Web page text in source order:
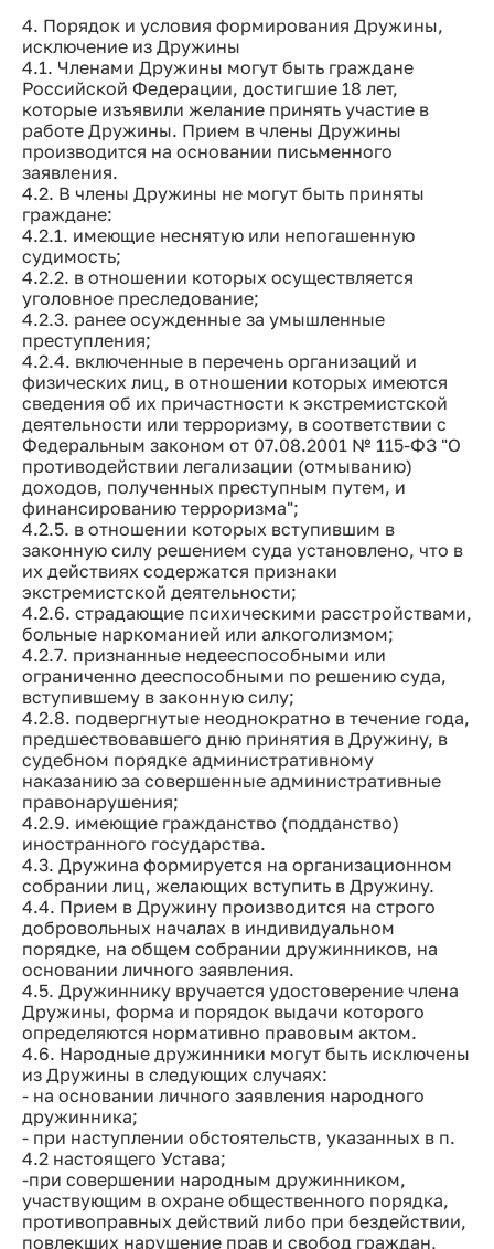
4. Порядок и условия формирования Дружины,
исключение из Дружины
4.1. Членами Дружины могут быть граждане
Российской Федерации, достигшие 18 лет,
которые изъявили желание принять участие в
работе Дружины. Прием в члены Дружины
производится на основании письменного
заявления.
4.2. В члены Дружины не могут быть приняты
граждане:
4.2.1. имеющие неснятую или непогашенную
судимость;
4.2.2. в отношении которых осуществляется
уголовное преследование;
4.2.3. ранее осужденные за умышленные
преступления;
4.2.4. включенные в перечень организаций и
физических лиц, в отношении которых имеются
сведения об их причастности к экстремистской
деятельности или терроризму, в соответствии с
Федеральным законом от 07.08.2001 № 115-ФЗ "О
противодействии легализации (отмыванию)
доходов, полученных преступным путем, и
финансированию терроризма";
4.2.5. в отношении которых вступившим в
законную силу решением суда установлено, что в
их действиях содержатся признаки
экстремистской деятельности;
4.2.6. страдающие психическими расстройствами,
больные наркоманией или алкоголизмом;
4.2.7. признанные недееспособными или
ограниченно дееспособными по решению суда,
вступившему в законную силу;
4.2.8. подвергнутые неоднократно в течение года,
предшествовавшего дню принятия в Дружину, в
судебном порядке административному
наказанию за совершенные административные
правонарушения;
4.2.9. имеющие гражданство (подданство)
иностранного государства.
4.3. Дружина формируется на организационном
собрании лиц, желающих вступить в Дружину.
4.4. Прием в Дружину производится на строго
добровольных началах в индивидуальном
порядке, на общем собрании дружинников, на
основании личного заявления.
4.5. Дружиннику вручается удостоверение члена
Дружины, форма и порядок выдачи которого
определяются нормативно правовым актом.
4.6. Народные дружинники могут быть исключены
из Дружины в следующих случаях:
- на основании личного заявления народного
дружинника;
- при наступлении обстоятельств, указанных в п.
4.2 настоящего Устава;
-при совершении народным дружинником,
участвующим в охране общественного порядка,
противоправных действий либо при бездействии,
повлекших нарушение прав и свобод граждан,